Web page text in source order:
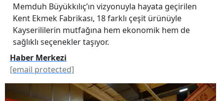
Memduh Büyükkılıç’ın vizyonuyla hayata geçirilen
Kent Ekmek Fabrikası, 18 farklı çeşit ürünüyle
Kayserililerin mutfağına hem ekonomik hem de
sağlıklı seçenekler taşıyor.
Haber Merkezi
[email protected]